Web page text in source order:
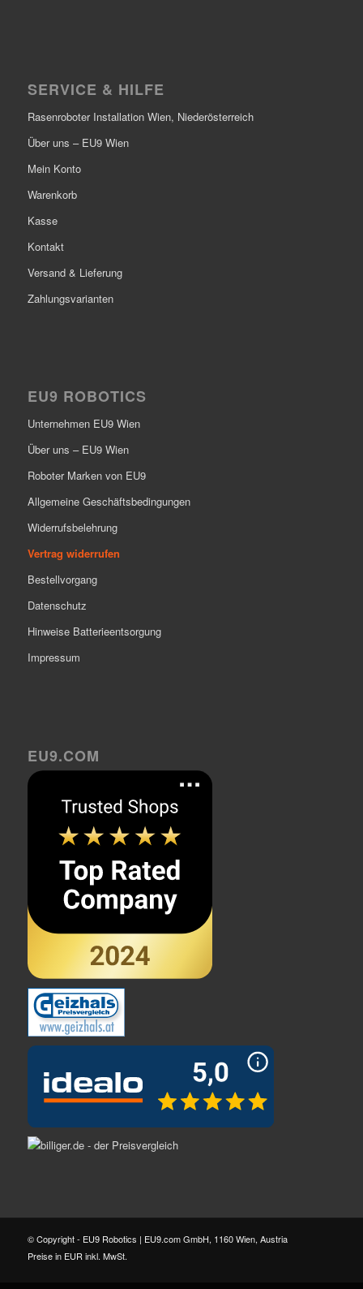
SERVICE & HILFE
Rasenroboter Installation Wien, Niederösterreich
Über uns – EU9 Wien
Mein Konto
Warenkorb
Kasse
Kontakt
Versand & Lieferung
Zahlungsvarianten
EU9 ROBOTICS
Unternehmen EU9 Wien
Über uns – EU9 Wien
Roboter Marken von EU9
Allgemeine Geschäftsbedingungen
Widerrufsbelehrung
Vertrag widerrufen
Bestellvorgang
Datenschutz
Hinweise Batterieentsorgung
Impressum
EU9.COM
© Copyright - EU9 Robotics | EU9.com GmbH, 1160 Wien, Austria
Preise in EUR inkl. MwSt.